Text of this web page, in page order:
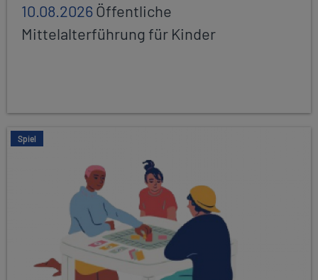
10.08.2026Öffentliche
Mittelalterführung für Kinder
Spiel